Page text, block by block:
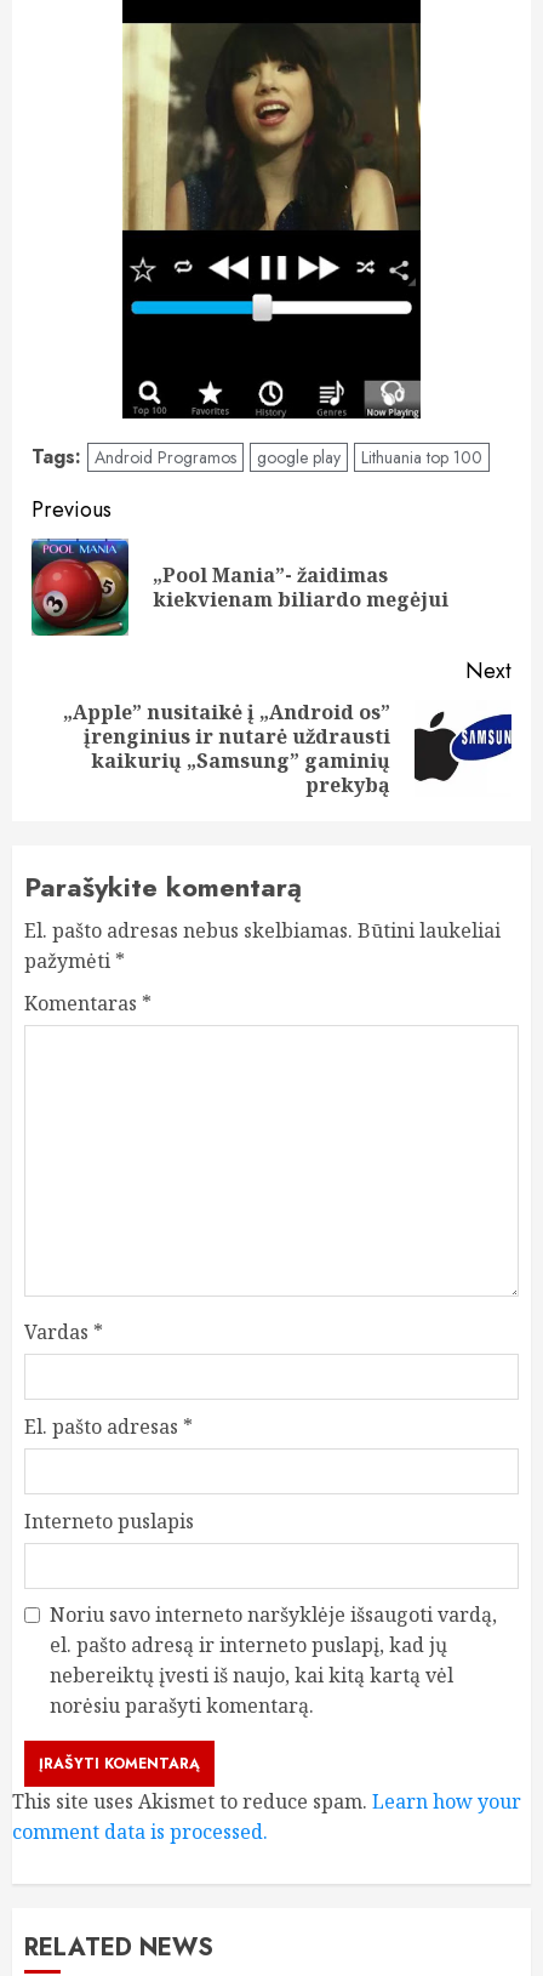
Tags: Android Programos google play Lithuania top 100
Post
navigation
Previous
„Pool Mania”- žaidimas
kiekvienam biliardo megėjui
Next
„Apple” nusitaikė į „Android os”
įrenginius ir nutarė uždrausti
kaikurių „Samsung” gaminių
prekybą
Parašykite komentarą
El. pašto adresas nebus skelbiamas. Būtini laukeliai
pažymėti *
Komentaras *
Vardas *
El. pašto adresas *
Interneto puslapis
Noriu savo interneto naršyklėje išsaugoti vardą,
el. pašto adresą ir interneto puslapį, kad jų
nebereiktų įvesti iš naujo, kai kitą kartą vėl
norėsiu parašyti komentarą.
This site uses Akismet to reduce spam. Learn how your
comment data is processed.
RELATED NEWS